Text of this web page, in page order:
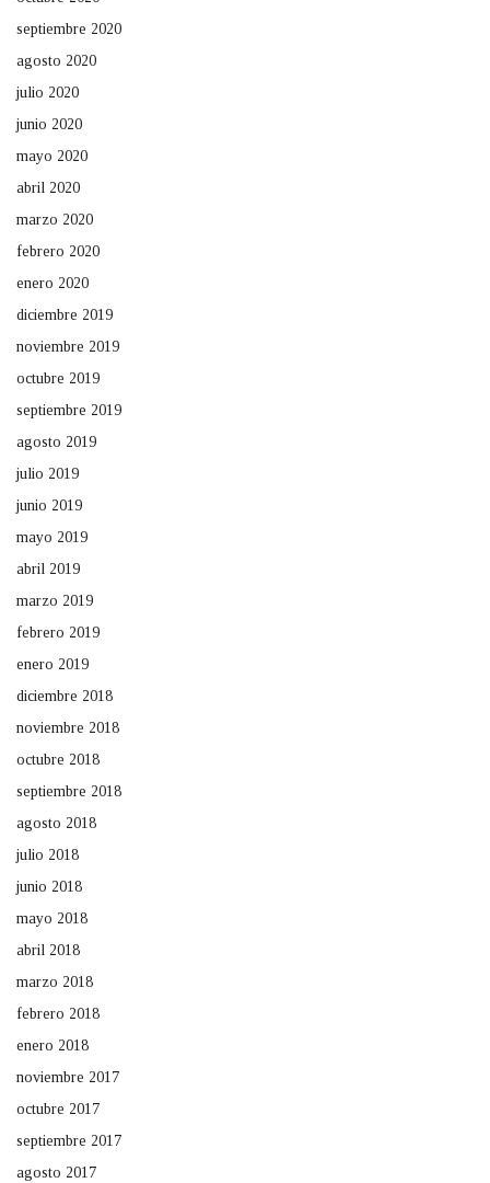
septiembre 2020
agosto 2020
julio 2020
junio 2020
mayo 2020
abril 2020
marzo 2020
febrero 2020
enero 2020
diciembre 2019
noviembre 2019
octubre 2019
septiembre 2019
agosto 2019
julio 2019
junio 2019
mayo 2019
abril 2019
marzo 2019
febrero 2019
enero 2019
diciembre 2018
noviembre 2018
octubre 2018
septiembre 2018
agosto 2018
julio 2018
junio 2018
mayo 2018
abril 2018
marzo 2018
febrero 2018
enero 2018
noviembre 2017
octubre 2017
septiembre 2017
agosto 2017